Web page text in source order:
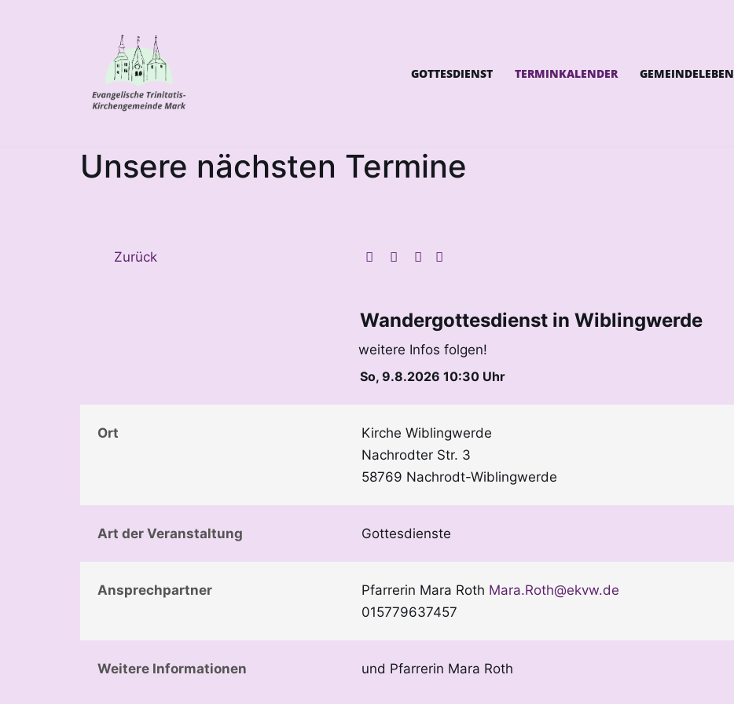
GOTTESDIENST TERMINKALENDER GEMEINDELEBEN
Unsere nächsten Termine
Zurück
Wandergottesdienst in Wiblingwerde
weitere Infos folgen!
So, 9.8.2026 10:30 Uhr
Ort
Kirche Wiblingwerde
Nachrodter Str. 3
58769 Nachrodt-Wiblingwerde
Art der Veranstaltung Gottesdienste
Ansprechpartner Pfarrerin Mara Roth Mara.Roth@ekvw.de
015779637457
Weitere Informationen und Pfarrerin Mara Roth